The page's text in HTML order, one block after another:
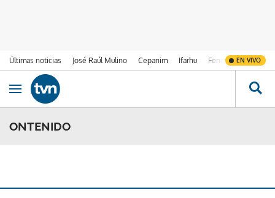
Últimas noticias José Raúl Mulino Cepanim Ifarhu Fenómeno de El
EN VIVO
Ir al contenido
Obrir navegació
ONTENIDO